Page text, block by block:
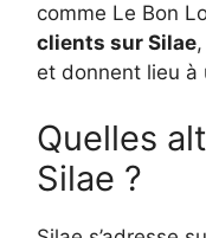
comme Le Bon
clients sur Silae
et donnent lieu à
Quelles
Silae ?